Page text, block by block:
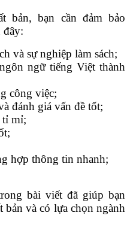
bản, bạn cần đảm bảo
đây:
và sự nghiệp làm sách;
ngữ tiếng Việt thành
công việc;
đánh giá vấn đề tốt;
tỉ mỉ;
hợp thông tin nhanh;
bài viết đã giúp bạn
bản và có lựa chọn ngành